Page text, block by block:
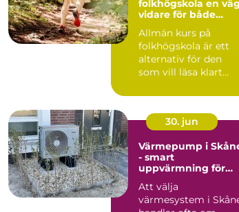
folkhögskola en väg
vidare för både
Allmän kurs på
folkhögskola är ett
alternativ för den
som vill läsa klart
behörighet t...
30. jun
Värmepump i
- smart
uppvärmning för
Att välja
värmesystem i